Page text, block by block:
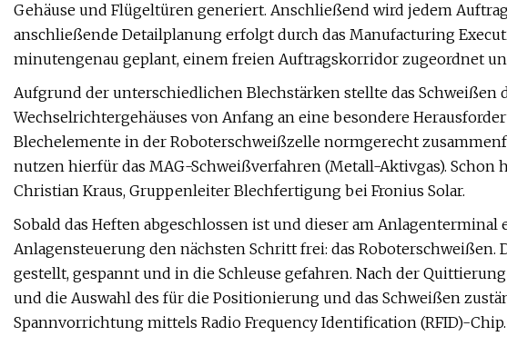
Gehäuse und Flügeltüren generiert. Anschließend wird jedem
anschließende Detailplanung erfolgt durch das Manufacturing
minutengenau geplant, einem freien Auftragskorridor zugeordnet
Aufgrund der unterschiedlichen Blechstärken stellte das Schweißen
Wechselrichtergehäuses von Anfang an eine besondere
Blechelemente in der Roboterschweißzelle normgerecht
nutzen hierfür das MAG-Schweißverfahren (Metall-Aktivgas). Schon
Christian Kraus, Gruppenleiter Blechfertigung bei Fronius Solar.
Sobald das Heften abgeschlossen ist und dieser am
Anlagensteuerung den nächsten Schritt frei: das Roboterschweißen.
gestellt, gespannt und in die Schleuse gefahren. Nach der
und die Auswahl des für die Positionierung und das Schweißen
Spannvorrichtung mittels Radio Frequency Identification (RFID)-Chip.